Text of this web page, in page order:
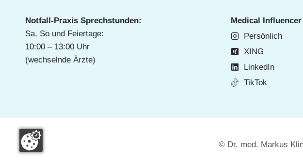
Notfall-Praxis Sprechstunden:
Sa, So und Feiertage:
10:00 – 13:00 Uhr
(wechselnde Ärzte)
Medical Influencer
Persönlich
XING
LinkedIn
TikTok
© Dr. med. Markus